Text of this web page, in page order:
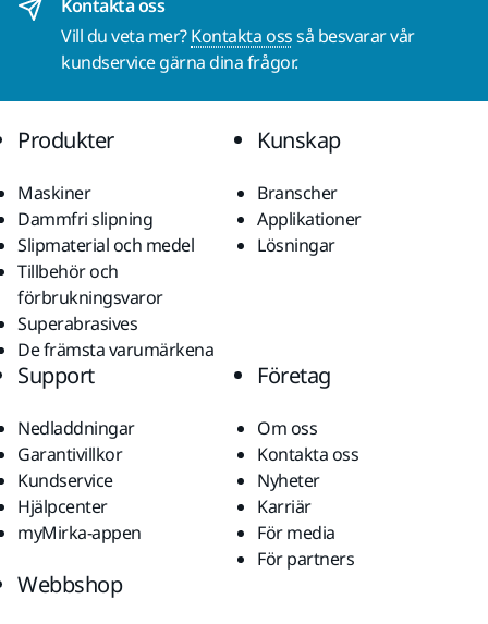
Kontakta oss
Vill du veta mer?Kontakta ossså besvarar vår
kundservice gärna dina frågor.
Produkter
Maskiner
Dammfri slipning
Slipmaterial och medel
Tillbehör och
förbrukningsvaror
Superabrasives
De främsta varumärkena
Kunskap
Branscher
Applikationer
Lösningar
Support
Nedladdningar
Garantivillkor
Kundservice
Hjälpcenter
myMirka-appen
Företag
Om oss
Kontakta oss
Nyheter
Karriär
För media
För partners
Webbshop